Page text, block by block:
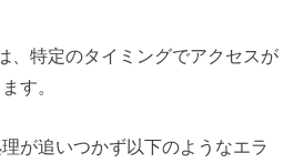
、特定のタイミングでアクセスが
す。
が追いつかず以下のようなエラ